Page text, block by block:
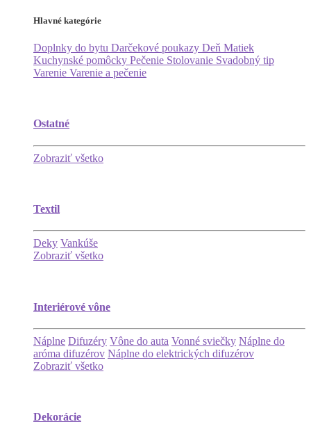
Hlavné kategórie
Doplnky do bytu Darčekové poukazy Deň Matiek
Kuchynské pomôcky Pečenie Stolovanie Svadobný tip
Varenie Varenie a pečenie
Ostatné
Zobraziť všetko
Textil
Deky Vankúše
Zobraziť všetko
Interiérové vône
Náplne Difuzéry Vône do auta Vonné sviečky Náplne do
aróma difuzérov Náplne do elektrických difuzérov
Zobraziť všetko
Dekorácie